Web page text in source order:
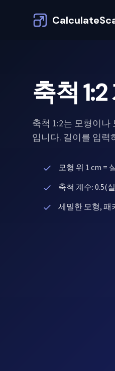
축척
축척 1:2는 모형이나
입니다. 길이를 입력
모형 위 1 cm =
축척 계수: 0.5(
세밀한 모형, 패